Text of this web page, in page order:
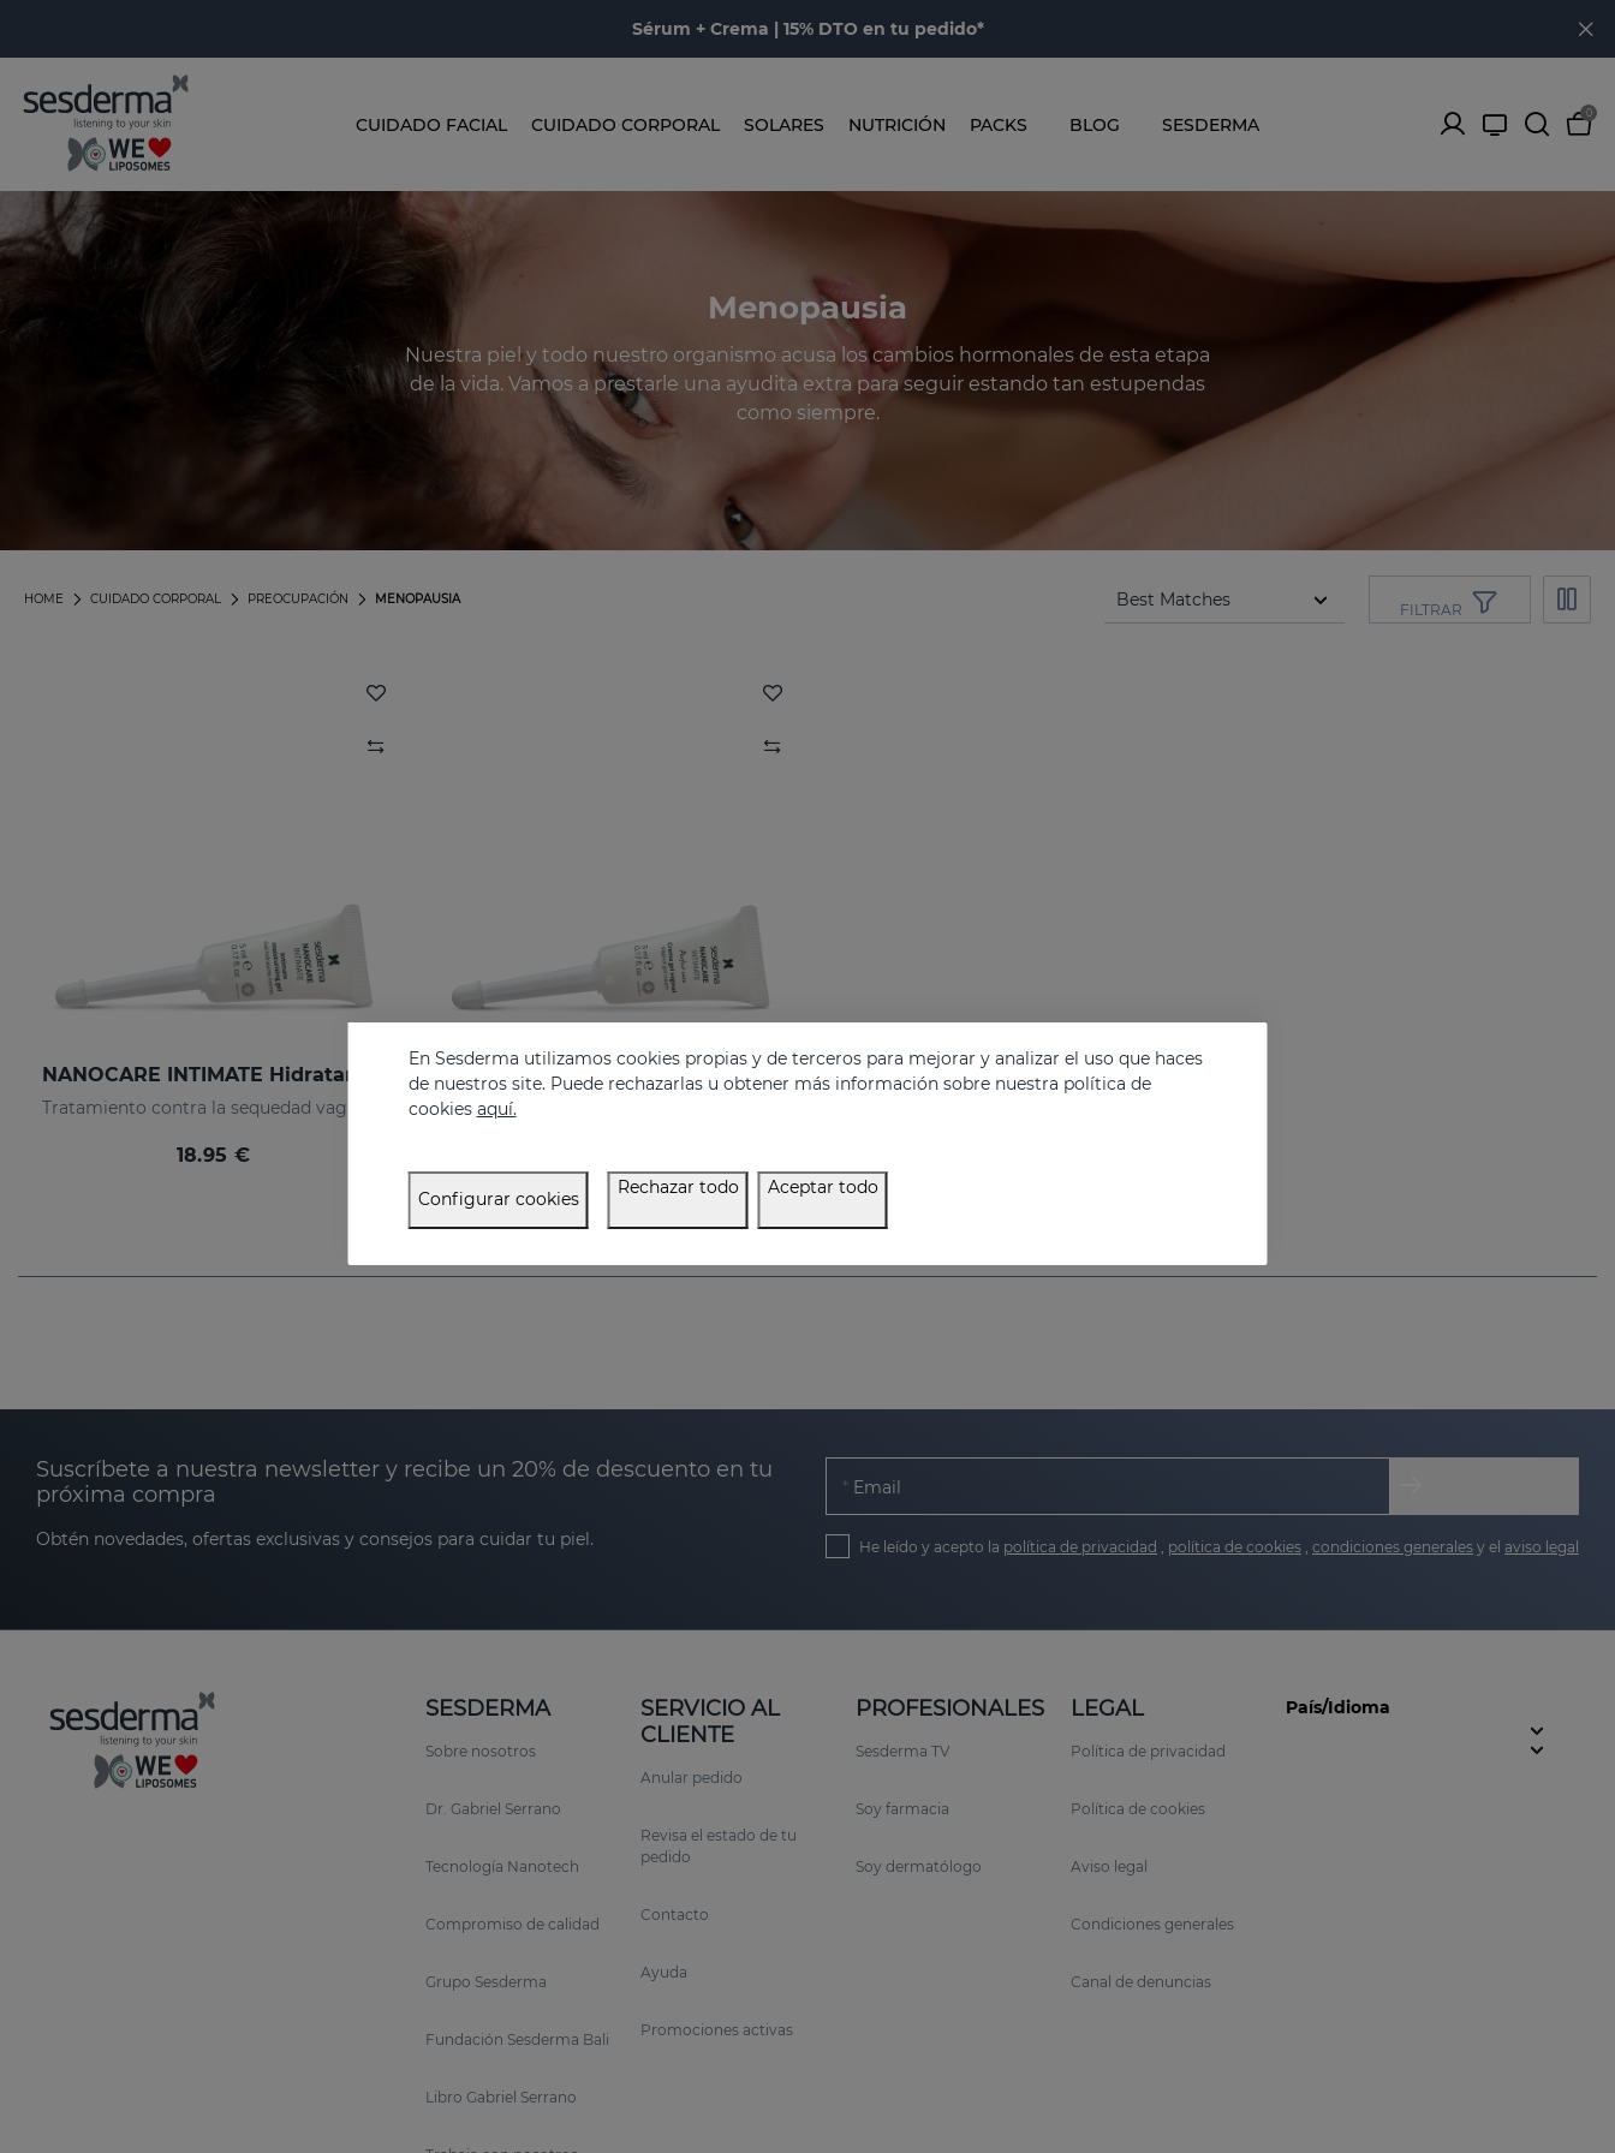
Sérum + Crema | 15% DTO en tu pedido*
CUIDADO FACIAL CUIDADO CORPORAL SOLARES NUTRICIÓN PACKS BLOG SESDERMA
0
Menopausia
Nuestra piel y todo nuestro organismo acusa los cambios hormonales de esta etapa
de la vida. Vamos a prestarle una ayudita extra para seguir estando tan estupendas
como siempre.
MENOPAUSIA
PREOCUPACIÓN
CUIDADO CORPORAL
HOME
FILTRAR
18.95 €
NANOCARE INTIMATE Perfect Care
Suscríbete a nuestra newsletter y recibe un 20% de descuento en tu
próxima compra
Obtén novedades, ofertas exclusivas y consejos para cuidar tu piel.
Email
He leído y acepto la política de privacidad política de cookies condiciones generales y el aviso legal
SESDERMA
Sobre nosotros
Dr. Gabriel Serrano
Tecnología Nanotech
Compromiso de calidad
Grupo Sesderma
Fundación Sesderma Bali
Libro Gabriel Serrano
SERVICIO AL
CLIENTE
Anular pedido
Revisa el estado de tu
pedido
Contacto
Ayuda
Promociones activas
PROFESIONALES
Sesderma TV
Soy farmacia
Soy dermatólogo
LEGAL
Política de privacidad
Política de cookies
Aviso legal
Condiciones generales
Canal de denuncias
País/Idioma
En Sesderma utilizamos cookies propias y de terceros para mejorar y analizar el uso que haces
de nuestros site. Puede rechazarlas u obtener más información sobre nuestra política de
cookies aquí.
Configurar cookies
Rechazar todo Aceptar todo